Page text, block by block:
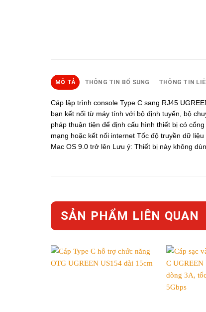
MÔ TẢ THÔNG TIN BỔ SUNG THÔNG TIN
Cáp lập trình console Type C sang RJ45
bạn kết nối từ máy tính với bộ định tuyến, bộ
pháp thuận tiện để định cấu hình thiết bị có
mạng hoặc kết nối internet Tốc độ truyền dữ
Mac OS 9.0 trở lên Lưu ý: Thiết bị này không
SẢN PHẨM LIÊN QUAN